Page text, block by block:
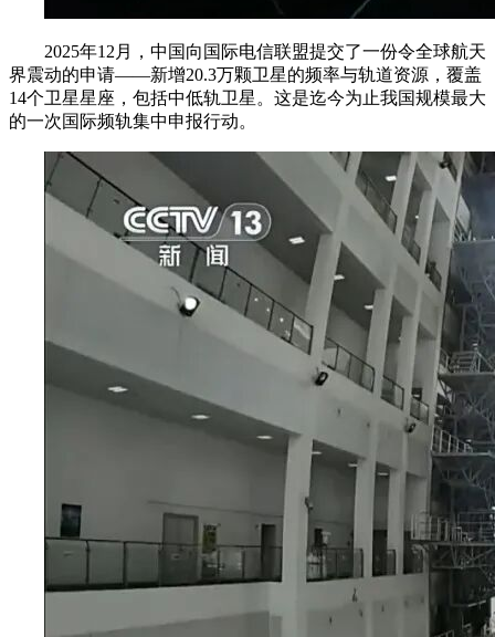
2025年12月，中国向国际电信联盟提交了一份令全球航天
界震动的申请——新增20.3万颗卫星的频率与轨道资源，覆盖
14个卫星星座，包括中低轨卫星。这是迄今为止我国规模最大
的一次国际频轨集中申报行动。